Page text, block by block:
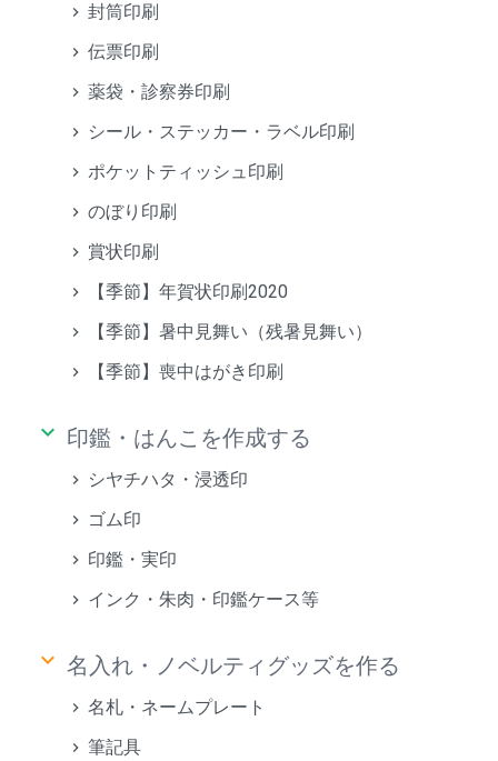
封筒印刷
伝票印刷
薬袋・診察券印刷
シール・ステッカー・ラベル印刷
ポケットティッシュ印刷
のぼり印刷
賞状印刷
【季節】年賀状印刷2020
【季節】暑中見舞い（残暑見舞い）
【季節】喪中はがき印刷
keyboard_arrow_down 印鑑・はんこを作成する
シヤチハタ・浸透印
ゴム印
印鑑・実印
インク・朱肉・印鑑ケース等
keyboard_arrow_down 名入れ・ノベルティグッズを作る
名札・ネームプレート
筆記具